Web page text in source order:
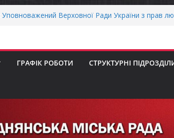
Уповноважений Верховної Ради України з прав
«Пакунок школяра»
ГРАФІК РОБОТИ СТРУКТУРНІ